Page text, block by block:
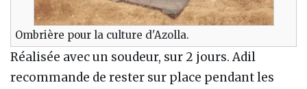
Ombrière pour la culture d'Azolla.
Réalisée avec un soudeur, sur 2 jours. Adil
recommande de rester sur place pendant les